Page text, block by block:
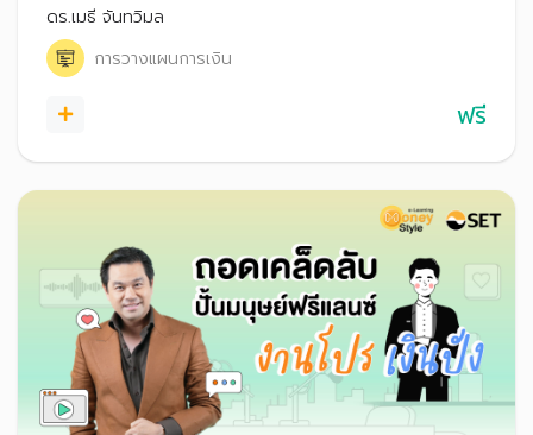
ของรายได้ และข้อจำกัดของสวัสดิการ เพื่อให้เกิดชีวิตอิสระ
งานโปรเงินปังได้
ดร.เมธี จันทวิมล
การวางแผนการเงิน
ฟรี